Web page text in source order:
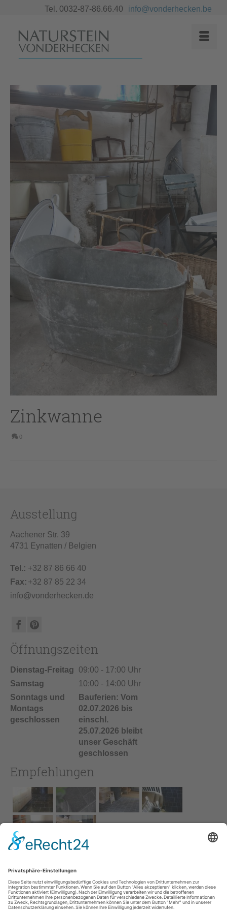
Tel. 0032-87-86.66.40 info@vonderhecken.be
Zinkwanne
0
Ausstellung
Aachener Str. 39
4731 Eynatten / Belgien
Tel.: +32 87 86 66 40
Fax: +32 87 85 22 34
info@vonderhecken.de
Öffnungszeiten
Dienstag-Freitag
09:00 - 17:00 Uhr
Samstag
10:00 - 14:00 Uhr
Sonntags und
Montags
geschlossen
Bauferien: Vom
02.07.2026 bis
einschl.
25.07.2026 bleibt
unser Geschäft
geschlossen
Empfehlungen
Impressum
AGB